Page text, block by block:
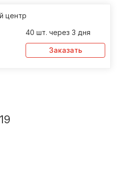
центр
40 шт. через 3 дня
Заказать